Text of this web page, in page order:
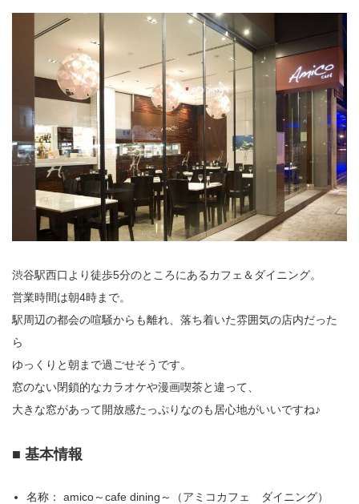
渋谷駅西口より徒歩5分のところにあるカフェ＆ダイニング。
営業時間は朝4時まで。
駅周辺の都会の喧騒からも離れ、落ち着いた雰囲気の店内だった
ら
ゆっくりと朝まで過ごせそうです。
窓のない閉鎖的なカラオケや漫画喫茶と違って、
大きな窓があって開放感たっぷりなのも居心地がいいですね♪
■ 基本情報
名称： amico～cafe dining～（アミコカフェ ダイニング）